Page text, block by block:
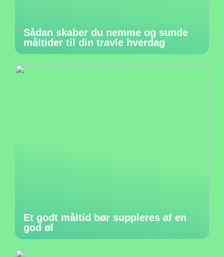
Sådan skaber du nemme og sunde
måltider til din travle hverdag
Et godt måltid bør suppleres af en
god øl